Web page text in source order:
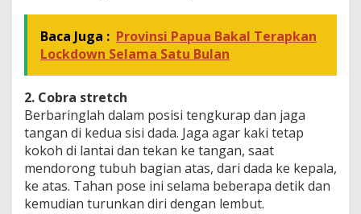
Baca Juga : Provinsi Papua Bakal Terapkan
Lockdown Selama Satu Bulan
2. Cobra stretch
Berbaringlah dalam posisi tengkurap dan jaga
tangan di kedua sisi dada. Jaga agar kaki tetap
kokoh di lantai dan tekan ke tangan, saat
mendorong tubuh bagian atas, dari dada ke kepala,
ke atas. Tahan pose ini selama beberapa detik dan
kemudian turunkan diri dengan lembut.